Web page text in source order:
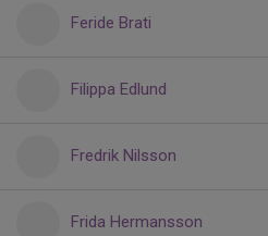
Feride Brati
Filippa Edlund
Fredrik Nilsson
Frida Hermansson